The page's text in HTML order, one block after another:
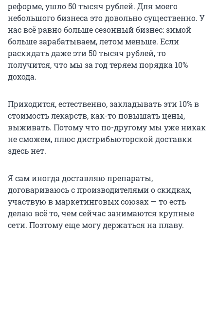
реформе, ушло 50 тысяч рублей. Для моего
небольшого бизнеса это довольно существенно. У
нас всё равно больше сезонный бизнес: зимой
больше зарабатываем, летом меньше. Если
раскидать даже эти50 тысяч рублей, то
получится, что мы за год теряем порядка 10%
дохода.
Приходится, естественно, закладывать эти 10% в
стоимость лекарств, как-то повышать цены,
выживать. Потому что по-другому мы уже никак
не сможем, плюс дистрибьюторской доставки
здесь нет.
Я сам иногда доставляю препараты,
договариваюсь с производителями о скидках,
участвую в маркетинговых союзах — то есть
делаю всё то, чем сейчас занимаются крупные
сети. Поэтому еще могу держаться на плаву.